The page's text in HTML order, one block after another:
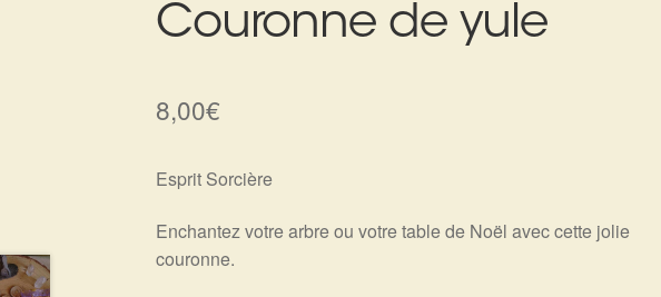
Couronne de yule
8,00€
Esprit Sorcière
Enchantez votre arbre ou votre table de Noël avec cette jolie
couronne.